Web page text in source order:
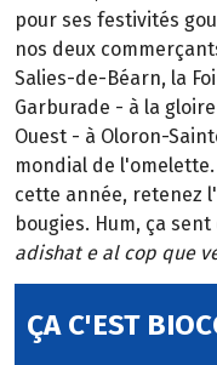
pour ses festivités
nos deux
Salies-de-Béarn, la
Garburade - à la
Ouest - à Oloron-
mondial de
cette année, retenez
bougies. Hum, ça
adishat e al cop que
ÇA C'EST